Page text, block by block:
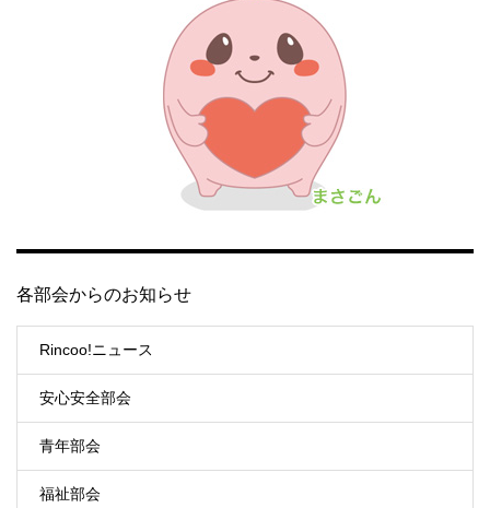
各部会からのお知らせ
Rincoo!ニュース
安心安全部会
青年部会
福祉部会